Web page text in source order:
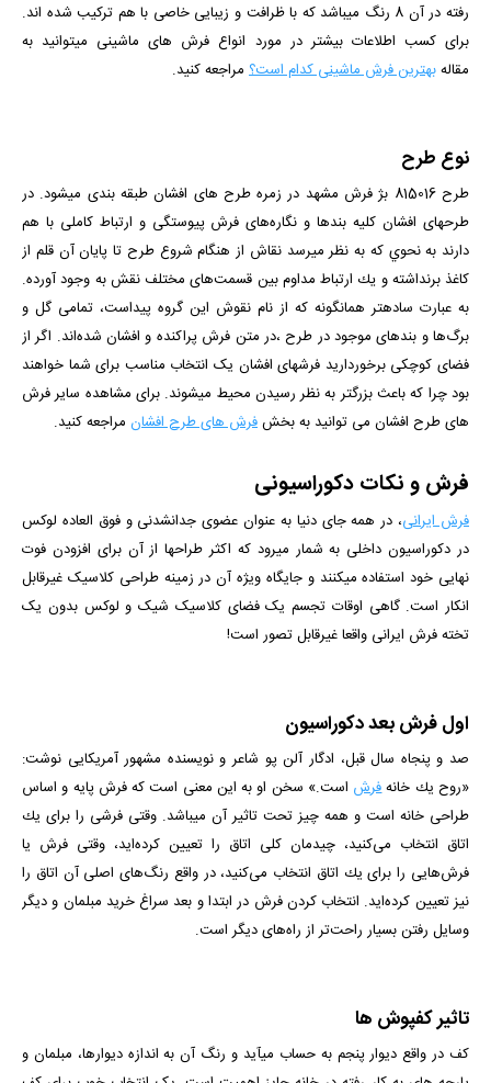
رفته در آن 8 رنگ می­باشد که با ظرافت و زیبایی خاصی با هم ترکیب شده­ اند.
برای کسب اطلاعات بیشتر در مورد انواع فرش های ماشینی میتوانید به
مقالهبهترین فرش ماشینی کدام است؟ مراجعه کنید.
نوع طرح
طرح 815016 بژ فرش مشهد در زمره طرح های افشان طبقه بندی می­شود. در
طرح­های افشان كليه بندها و نگاره‌های فرش پيوستگی و ارتباط كاملی با هم
دارند به نحوي كه به نظر مي­رسد نقاش از هنگام شروع طرح تا پايان آن قلم از
كاغذ برنداشته و يك ارتباط مداوم بين قسمت‌های مختلف نقش به وجود آورده.
به عبارت ساده­تر همان­گونه كه از نام نقوش اين گروه پيداست، تمامی گل و
برگ‌ها و بندهای موجود در طرح ،در متن فرش پراكنده و افشان شده‌اند. اگر از
فضای کوچکی برخوردارید فرش­های افشان یک انتخاب مناسب برای شما خواهند
بود چرا که باعث بزرگ­تر به نظر رسیدن محیط می­شوند. برای مشاهده سایر فرش
های طرح افشان می توانید به بخشفرش های طرح افشان مراجعه کنید.
فرش و نکات دکوراسیونی
فرش ایرانی، در همه جای دنیا به عنوان عضوی جدانشدنی و فوق العاده لوکس
در دکوراسیون داخلی به شمار میرود که اکثر طراح­ها از آن برای افزودن فوت
نهایی خود استفاده می­کنند و جایگاه ویژه آن در زمینه طراحی کلاسیک غیرقابل
انکار است. گاهی اوقات تجسم یک فضای کلاسیک شیک و لوکس بدون یک
تخته فرش ایرانی واقعا غیرقابل تصور است!
اول فرش بعد دکوراسیون
صد و پنجاه سال قبل، ادگار آلن پو شاعر و نویسنده مشهور آمریکایی نوشت:
«روح یك خانهفرش است.» سخن او به این معنی است كه فرش پایه و اساس
طراحی خانه است و همه چیز تحت تاثیر آن می­باشد. وقتی فرشی را برای یك
اتاق انتخاب می‌كنید، چیدمان كلی اتاق را تعیین كرده‌اید، وقتی فرش یا
فرش‌هایی را برای یك اتاق انتخاب می‌كنید، در واقع رنگ‌های اصلی آن اتاق را
نیز تعیین كرده‌اید. انتخاب کردن فرش در ابتدا و بعد سراغ خرید مبلمان و دیگر
وسایل رفتن بسیار راحت‌تر از راه‌های دیگر است.
تاثیر کفپوش ها
کف در واقع دیوار پنجم به حساب می­آید و رنگ آن به اندازه دیوارها، مبلمان و